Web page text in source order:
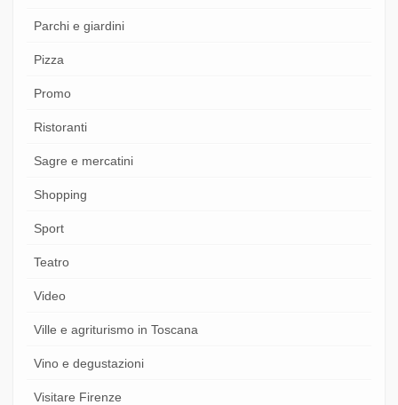
Parchi e giardini
Pizza
Promo
Ristoranti
Sagre e mercatini
Shopping
Sport
Teatro
Video
Ville e agriturismo in Toscana
Vino e degustazioni
Visitare Firenze